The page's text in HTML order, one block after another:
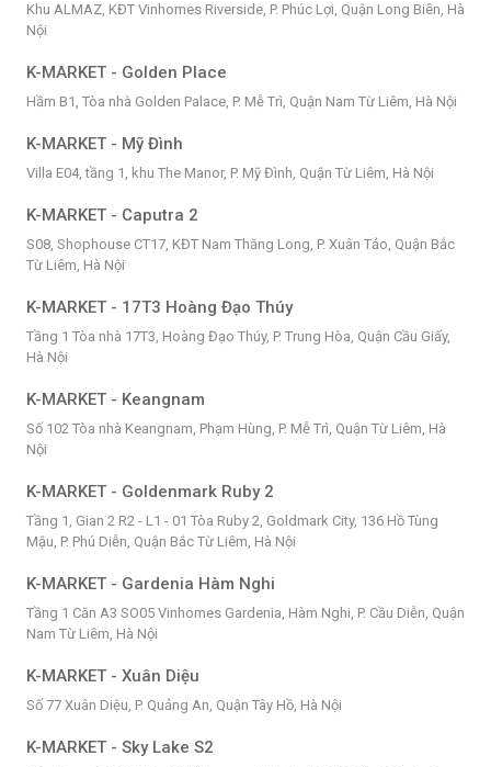
Khu ALMAZ, KĐT Vinhomes Riverside, P. Phúc Lợi, Quận Long Biên, Hà
Nội
K-MARKET - Golden Place
Hầm B1, Tòa nhà Golden Palace, P. Mễ Trì, Quận Nam Từ Liêm, Hà Nội
K-MARKET - Mỹ Đình
Villa E04, tầng 1, khu The Manor, P. Mỹ Đình, Quận Từ Liêm, Hà Nội
K-MARKET - Caputra 2
S08, Shophouse CT17, KĐT Nam Thăng Long, P. Xuân Tảo, Quận Bắc
Từ Liêm, Hà Nội
K-MARKET - 17T3 Hoàng Đạo Thúy
Tầng 1 Tòa nhà 17T3, Hoàng Đạo Thúy, P. Trung Hòa, Quận Cầu Giấy,
Hà Nội
K-MARKET - Keangnam
Số 102 Tòa nhà Keangnam, Phạm Hùng, P. Mễ Trì, Quận Từ Liêm, Hà
Nội
K-MARKET - Goldenmark Ruby 2
Tầng 1, Gian 2 R2 - L1 - 01 Tòa Ruby 2, Goldmark City, 136 Hồ Tùng
Mậu, P. Phú Diễn, Quận Bắc Từ Liêm, Hà Nội
K-MARKET - Gardenia Hàm Nghi
Tầng 1 Căn A3 SO05 Vinhomes Gardenia, Hàm Nghi, P. Cầu Diễn, Quận
Nam Từ Liêm, Hà Nội
K-MARKET - Xuân Diệu
Số 77 Xuân Diệu, P. Quảng An, Quận Tây Hồ, Hà Nội
K-MARKET - Sky Lake S2